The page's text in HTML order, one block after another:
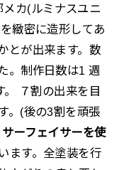
メカ(ルミナスユニ
緻密に造形してあ
とが出来ます。数
。制作日数は1 週
７割の出来を目
。(後の3割を頑張
ーフェイサーを使
ます。全塗装を行